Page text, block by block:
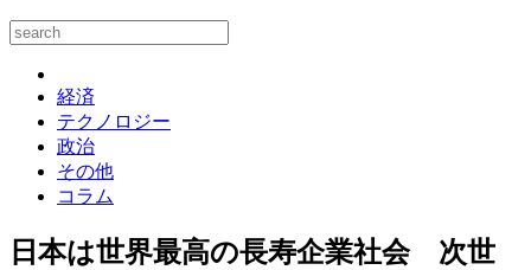
経済
テクノロジー
政治
その他
コラム
日本は世界最高の長寿企業社会 次世